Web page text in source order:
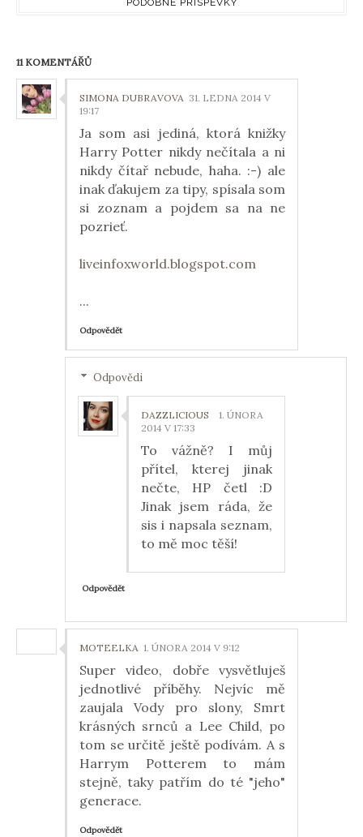
PODOBNÉ PŘÍSPĚVKY
11 KOMENTÁŘŮ
SIMONA DUBRAVOVA 31. LEDNA 2014 V
19:17
Ja som asi jediná, ktorá knižky
Harry Potter nikdy nečítala a ni
nikdy čítař nebude, haha. :-) ale
inak ďakujem za tipy, spísala som
si zoznam a pojdem sa na ne
pozrieť.
liveinfoxworld.blogspot.com
...
Odpovědět
Odpovědi
DAZZLICIOUS
1. ÚNORA
2014 V 17:33
To vážně? I můj
přítel, kterej jinak
nečte, HP četl :D
Jinak jsem ráda, že
sis i napsala seznam,
to mě moc těší!
Odpovědět
MOTEELKA 1. ÚNORA 2014 V 9:12
Super video, dobře vysvětluješ
jednotlivé příběhy. Nejvíc mě
zaujala Vody pro slony, Smrt
krásných srnců a Lee Child, po
tom se určitě ještě podívám. A s
Harrym Potterem to mám
stejně, taky patřím do té "jeho"
generace.
Odpovědět